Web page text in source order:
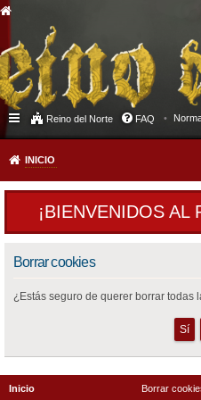
Reino del Norte FAQ
INICIO
¡BIENVENIDOS AL
Borrar cookies
¿Estás seguro de querer borrar todas
Inicio Borrar